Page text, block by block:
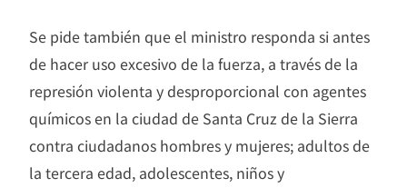
Se pide también que el ministro responda si antes
de hacer uso excesivo de la fuerza, a través de la
represión violenta y desproporcional con agentes
químicos en la ciudad de Santa Cruz de la Sierra
contra ciudadanos hombres y mujeres; adultos de
la tercera edad, adolescentes, niños y